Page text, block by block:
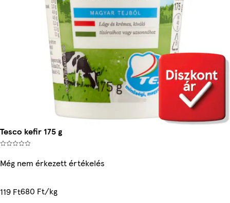
Tesco kefir 175 g
Még nem érkezett értékelés
119 Ft680 Ft/kg